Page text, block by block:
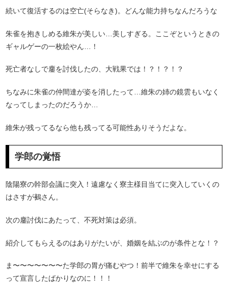
続いて復活するのは空亡(そらなき)。どんな能力持ちなんだろうな
朱雀を抱きしめる維朱が美しい…美しすぎる。ここぞというときの
ギャルゲーの一枚絵やん…！
死亡者なしで鏖を討伐したの、大戦果では！？！？！？
ちなみに朱雀の仲間達が姿を消したって…維朱の姉の鏡雲もいなく
なってしまったのだろうか…
維朱が残ってるなら他も残ってる可能性ありそうだよな。
学郎の覚悟
陰陽寮の幹部会議に突入！遠慮なく寮主様目当てに突入していくの
はさすが鵺さん。
次の鏖討伐にあたって、不死対策は必須。
紹介してもらえるのはありがたいが、婚姻を結ぶのが条件とな！？
ま〜〜〜〜〜〜〜た学郎の胃が痛むやつ！前半で維朱を幸せにする
って宣言したばかりなのに！！！